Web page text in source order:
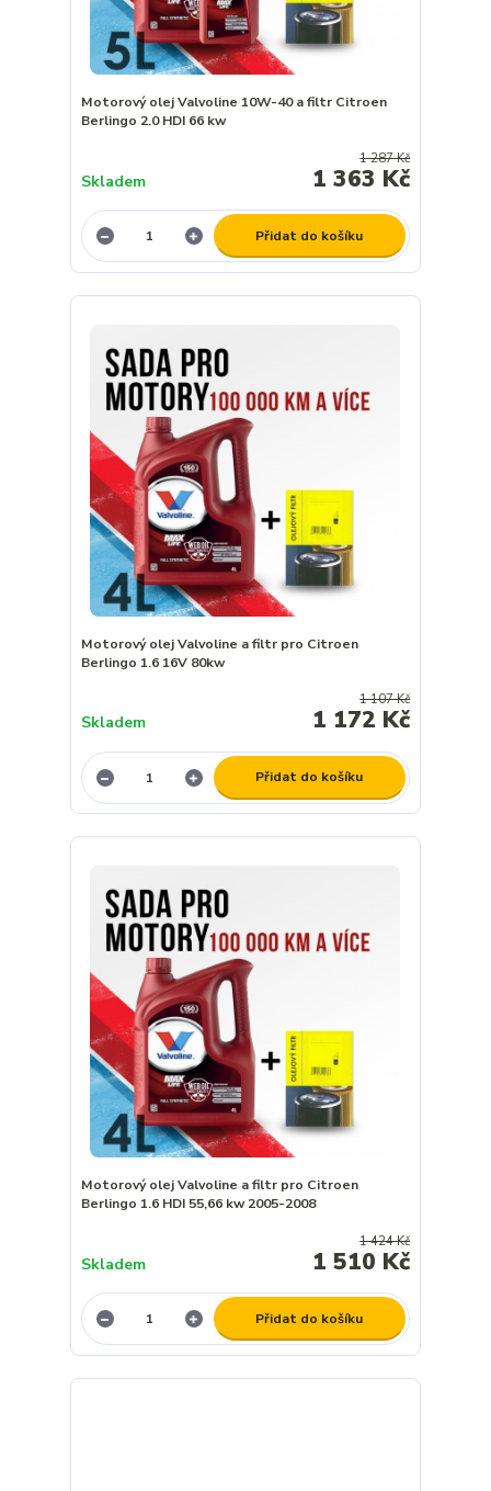
Motorový olej Valvoline 10W-40 a filtr Citroen
Berlingo 2.0 HDI 66 kw
1 287 Kč
1 363 Kč
Skladem
Přidat do košíku
Motorový olej Valvoline a filtr pro Citroen
Berlingo 1.6 16V 80kw
1 107 Kč
1 172 Kč
Skladem
Přidat do košíku
Motorový olej Valvoline a filtr pro Citroen
Berlingo 1.6 HDI 55,66 kw 2005-2008
1 424 Kč
1 510 Kč
Skladem
Přidat do košíku